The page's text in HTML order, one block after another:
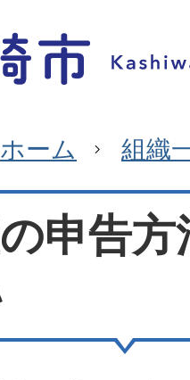
ホーム 組織
申告